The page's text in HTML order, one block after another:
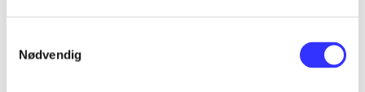
Nødvendig
lorem ipsum dolor sit amet ...